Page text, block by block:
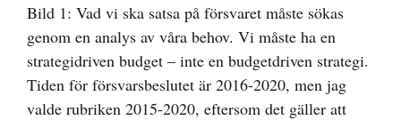
Bild 1: Vad vi ska satsa på försvaret måste sökas
genom en analys av våra behov. Vi måste ha en
strategidriven budget – inte en budgetdriven strategi.
Tiden för försvarsbeslutet är 2016-2020, men jag
valde rubriken 2015-2020, eftersom det gäller att